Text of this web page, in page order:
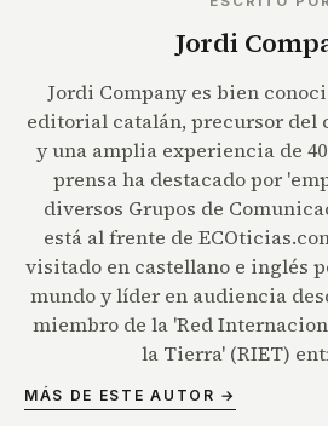
Jordi
Jordi Company es bien
editorial catalán, precursor del
y una amplia experiencia de
prensa ha destacado por
diversos Grupos de
está al frente de
visitado en castellano e inglés
mundo y líder en audiencia
miembro de la 'Red
la Tierra' (RIET)
MÁS DE ESTE AUTOR →